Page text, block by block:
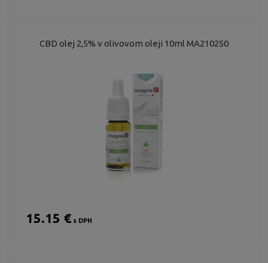
CBD olej 2,5% v olivovom oleji 10ml MA210250
15.15 €s DPH